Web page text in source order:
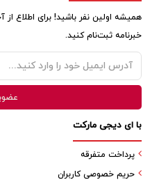
همیشه اولین نفر باشید! برای اطلاع
خبرنامه ثبت‌نام کنید.
با ای دیجی مارکت
پرداخت متفرقه
حریم خصوصی کاربران